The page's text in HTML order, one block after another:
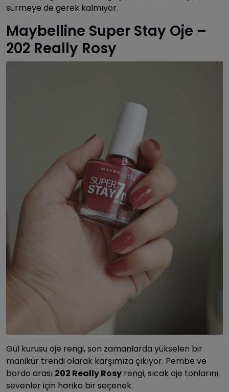
sürmeye de gerek kalmıyor.
Maybelline Super Stay Oje –
202 Really Rosy
Gül kurusu oje rengi, son zamanlarda yükselen bir
manikür trendi olarak karşımıza çıkıyor. Pembe ve
bordo arası 202 Really Rosy rengi, sıcak oje tonlarını
sevenler için harika bir seçenek.